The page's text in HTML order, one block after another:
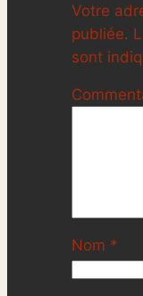
Votre
publiée.
sont
Nom *